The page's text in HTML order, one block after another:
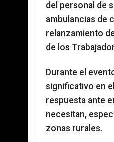
del personal de
ambulancias de
relanzamiento
de los
Durante el
significativo en
respuesta ante
necesitan,
zonas rurales.